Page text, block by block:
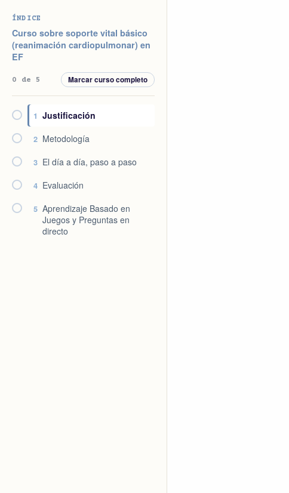
ÍNDICE
Curso sobre soporte vital básico
(reanimación cardiopulmonar) en
EF
0 de 5 Marcar curso completo
1 Justificación
2 Metodología
3 El día a día, paso a paso
4 Evaluación
5 Aprendizaje Basado en
Juegos y Preguntas en
directo